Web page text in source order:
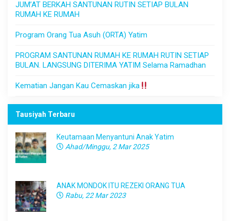
JUM’AT BERKAH SANTUNAN RUTIN SETIAP BULAN
RUMAH KE RUMAH
Program Orang Tua Asuh (ORTA) Yatim
PROGRAM SANTUNAN RUMAH KE RUMAH RUTIN SETIAP
BULAN. LANGSUNG DITERIMA YATIM Selama Ramadhan
Kematian Jangan Kau Cemaskan jika
Tausiyah Terbaru
Keutamaan Menyantuni Anak Yatim
Ahad/Minggu, 2 Mar 2025
ANAK MONDOK ITU REZEKI ORANG TUA
Rabu, 22 Mar 2023